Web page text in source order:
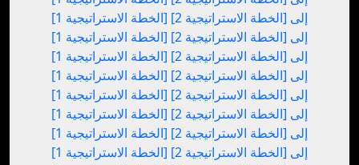
[الخطة الاستراتيجية 1] إلى [الخطة الاستراتيجية 2]
[الخطة الاستراتيجية 1] إلى [الخطة الاستراتيجية 2]
[الخطة الاستراتيجية 1] إلى [الخطة الاستراتيجية 2]
[الخطة الاستراتيجية 1] إلى [الخطة الاستراتيجية 2]
[الخطة الاستراتيجية 1] إلى [الخطة الاستراتيجية 2]
[الخطة الاستراتيجية 1] إلى [الخطة الاستراتيجية 2]
[الخطة الاستراتيجية 1] إلى [الخطة الاستراتيجية 2]
[الخطة الاستراتيجية 1] إلى [الخطة الاستراتيجية 2]